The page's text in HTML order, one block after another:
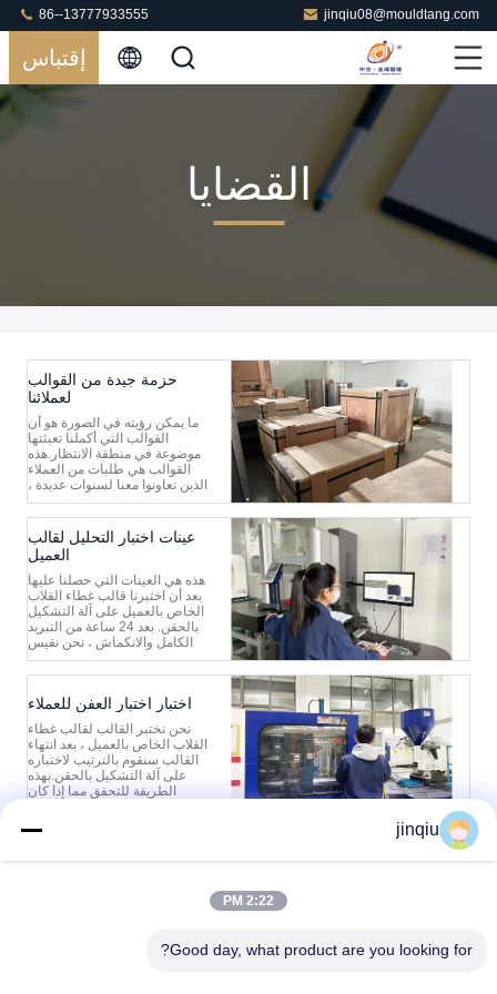
jinqiu08@mouldtang.com
86--13777933555
إقتباس
القضايا
حزمة جيدة من القوالب
لعملائنا
ما يمكن رؤيته في الصورة هو أن
القوالب التي أكملنا تعبئتها
موضوعة في منطقة الانتظار.هذه
القوالب هي طلبات من العملاء
الذين تعاونوا معنا لسنوات عديدة ،
وهنا تشمل قوالب الحقن وقوالب
النفخ.عادة ما يتم نقل جميع قوالب
التصدير عن طريق البحر أو عن
طريق الجو.بغض النظر عن نوع
وسيلة النقل ، فإننا نستخدم ألواحًا
...
عينات اختبار التحليل لقالب
العميل
هذه هي العينات التي حصلنا عليها
بعد أن اختبرنا قالب غطاء القلاب
الخاص بالعميل على آلة التشكيل
بالحقن. بعد 24 ساعة من التبريد
الكامل والانكماش ، نحن نقيس
على معدات الاختبار ذات الصلة ما
إذا كان حجم العينة ومظهرها يلبي
لا.عادةً ما نتحقق من حجم النقطة
الرئيسية مثل القطر وال...
اختبار اختبار العفن للعملاء
نحن نختبر القالب لقالب غطاء
القلاب الخاص بالعميل ، بعد انتهاء
القالب سنقوم بالترتيب لاختباره
على آلة التشكيل بالحقن.بهذه
الطريقة للتحقق مما إذا كان
1
jinqiu
2:22 PM
Good day, what product are you looking for?